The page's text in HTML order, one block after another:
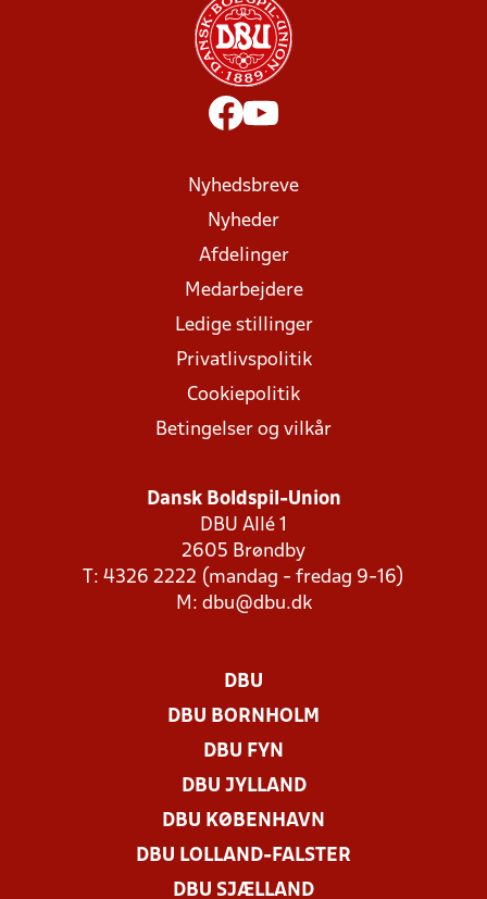
Nyhedsbreve
Nyheder
Afdelinger
Medarbejdere
Ledige stillinger
Privatlivspolitik
Cookiepolitik
Betingelser og vilkår
Dansk Boldspil-Union
DBU Allé 1
2605 Brøndby
T: 4326 2222 (mandag - fredag 9-16)
M: dbu@dbu.dk
DBU
DBU BORNHOLM
DBU FYN
DBU JYLLAND
DBU KØBENHAVN
DBU LOLLAND-FALSTER
DBU SJÆLLAND